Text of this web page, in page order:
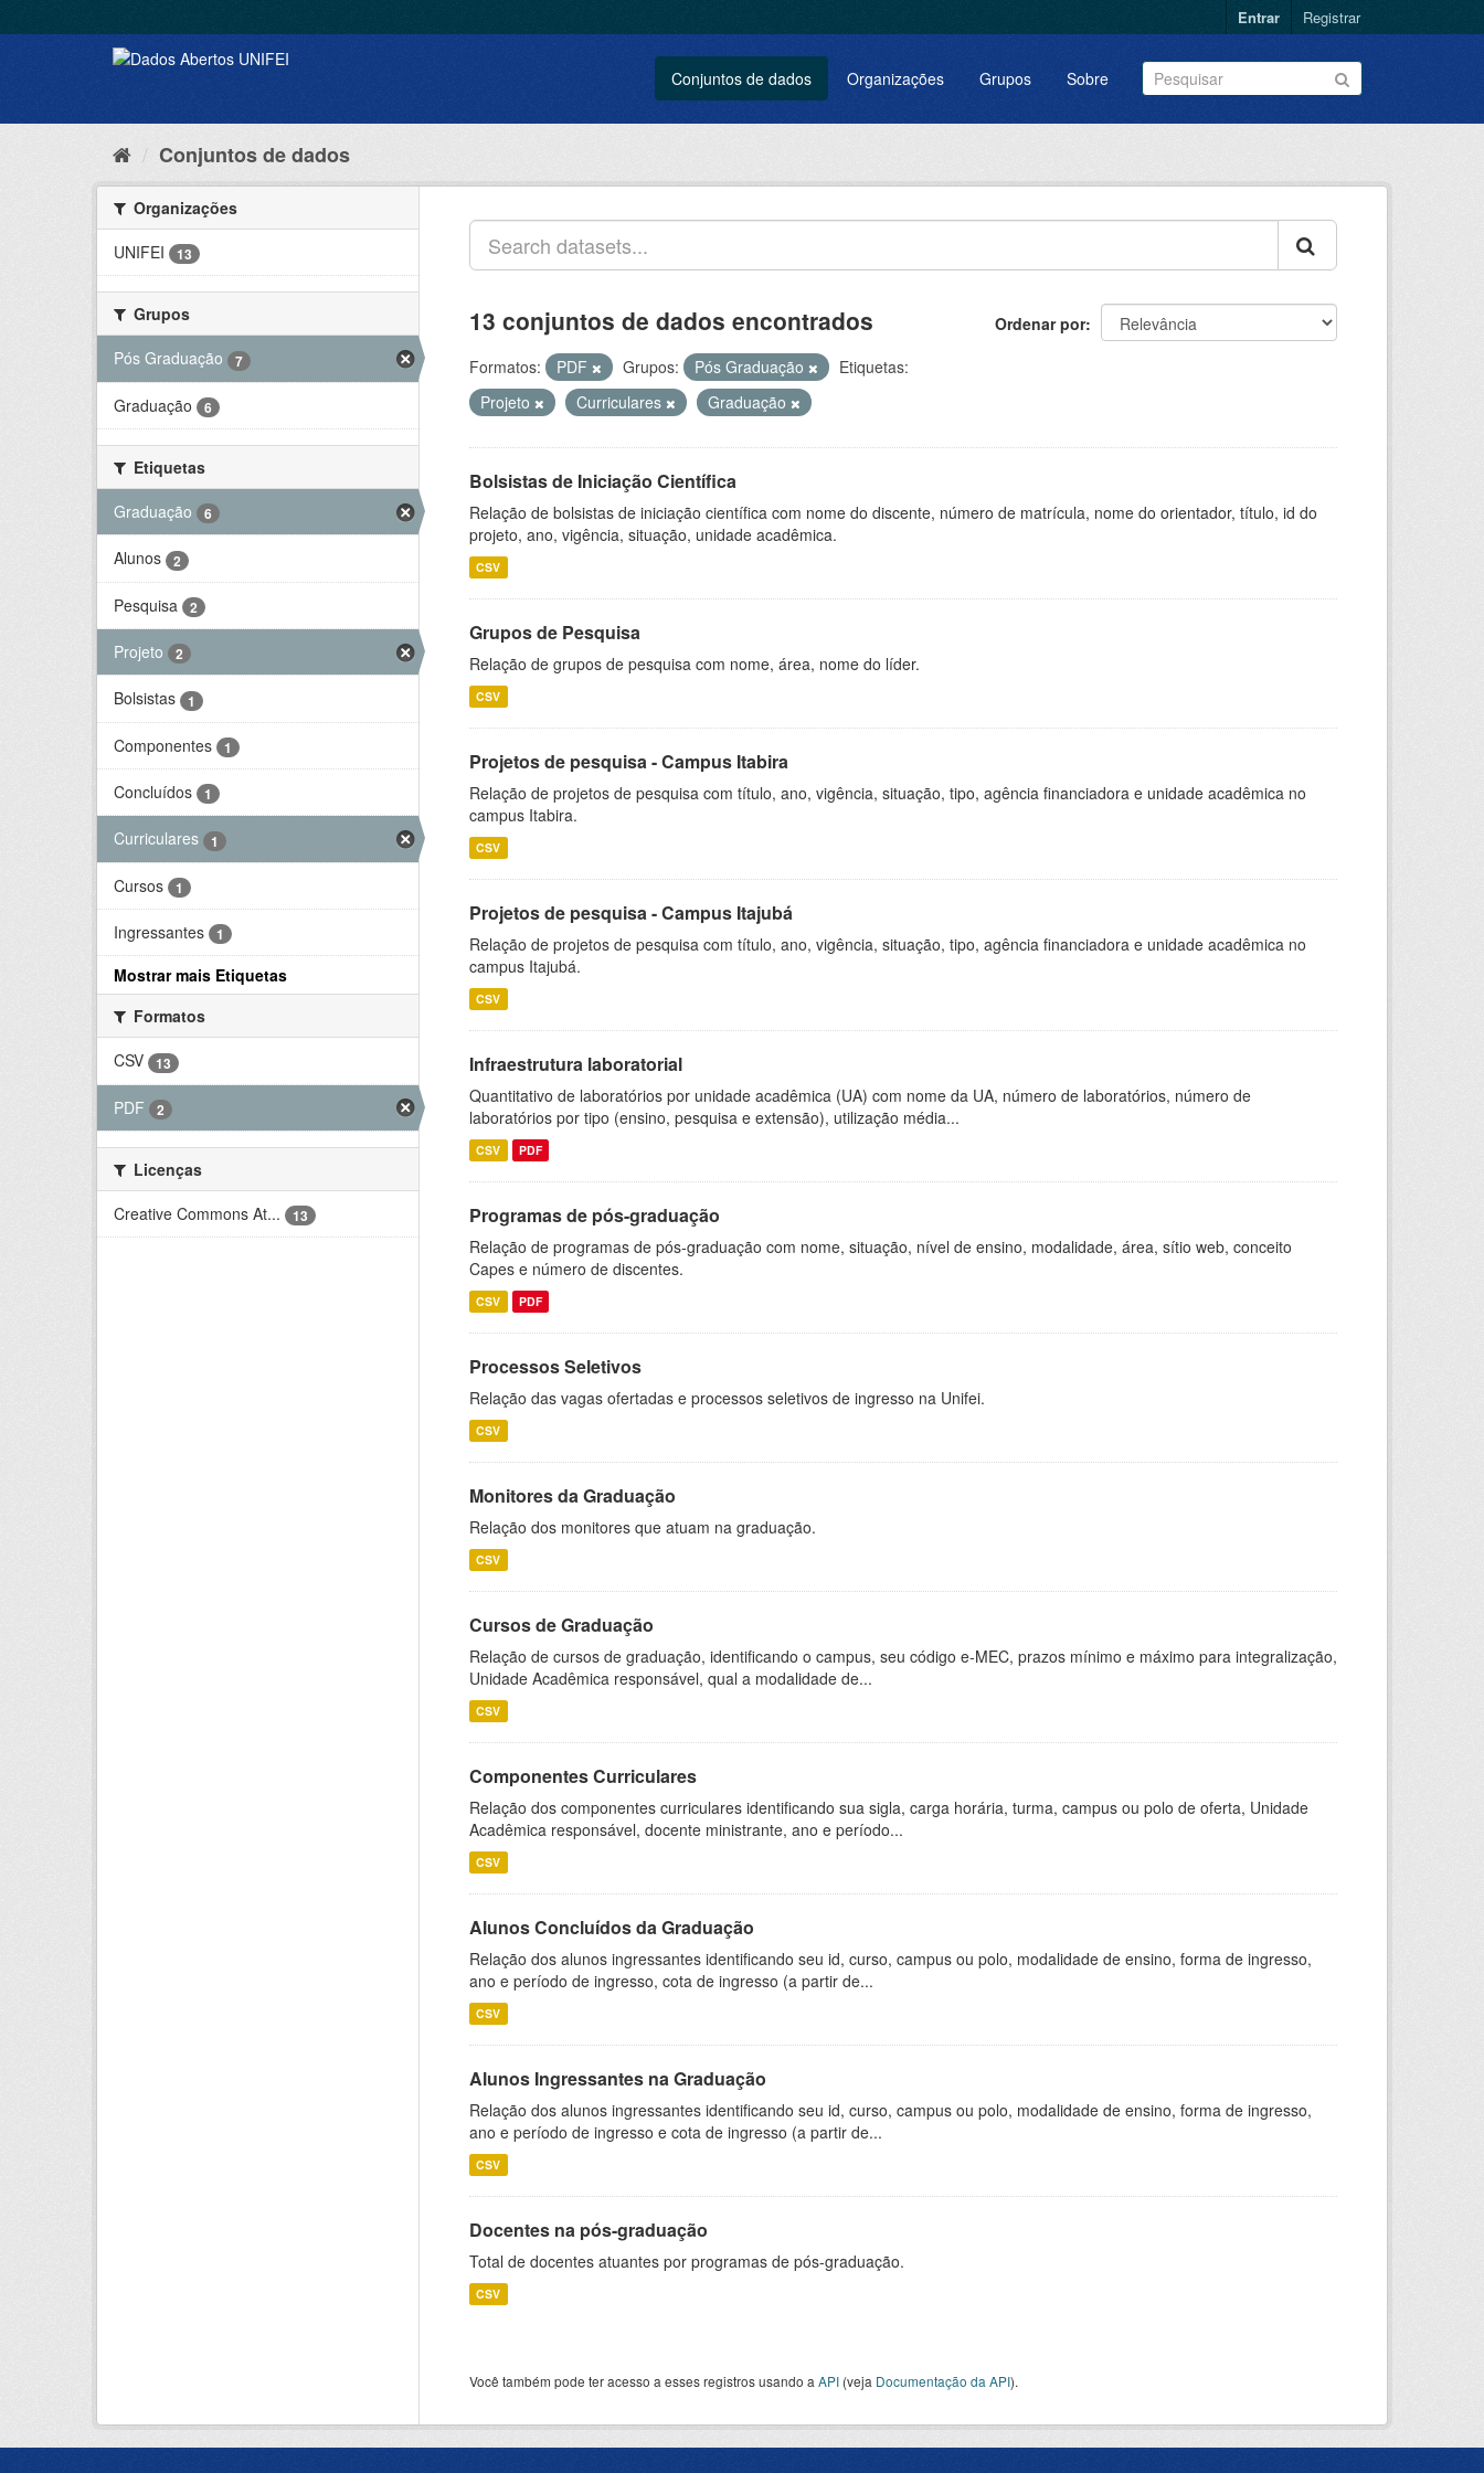
Entrar Registrar
Conjuntos de dados Organizações Grupos Sobre
Conjuntos de dados
Organizações
UNIFEI
13
Grupos
Pós Graduação
7
Graduação 6
Etiquetas
Graduação
6
Alunos 2
Pesquisa 2
Projeto 2
Bolsistas 1
Componentes 1
Concluídos 1
Curriculares 1
Cursos 1
Ingressantes 1
Mostrar mais Etiquetas
Formatos
CSV
13
PDF 2
Licenças
Creative Commons At...
13
Ordenar por
13 conjuntos de dados encontrados
Formatos: PDF Grupos: Pós Graduação
Etiquetas:
Projeto
Curriculares Graduação
Bolsistas de Iniciação Científica
Relação de bolsistas de iniciação científica com nome do discente, número de matrícula, nome do orientador, título, id do
projeto, ano, vigência, situação, unidade acadêmica.
CSV
Grupos de Pesquisa
Relação de grupos de pesquisa com nome, área, nome do líder.
CSV
Projetos de pesquisa - Campus Itabira
Relação de projetos de pesquisa com título, ano, vigência, situação, tipo, agência financiadora e unidade acadêmica no
campus Itabira.
CSV
Projetos de pesquisa - Campus Itajubá
Relação de projetos de pesquisa com título, ano, vigência, situação, tipo, agência financiadora e unidade acadêmica no
campus Itajubá.
CSV
Infraestrutura laboratorial
Quantitativo de laboratórios por unidade acadêmica (UA) com nome da UA, número de laboratórios, número de
laboratórios por tipo (ensino, pesquisa e extensão), utilização média...
CSV PDF
Programas de pós-graduação
Relação de programas de pós-graduação com nome, situação, nível de ensino, modalidade, área, sítio web, conceito
Capes e número de discentes.
CSV PDF
Processos Seletivos
Relação das vagas ofertadas e processos seletivos de ingresso na Unifei.
CSV
Monitores da Graduação
Relação dos monitores que atuam na graduação.
CSV
Cursos de Graduação
Relação de cursos de graduação, identificando o campus, seu código e-MEC, prazos mínimo e máximo para integralização,
Unidade Acadêmica responsável, qual a modalidade de...
CSV
Componentes Curriculares
Relação dos componentes curriculares identificando sua sigla, carga horária, turma, campus ou polo de oferta, Unidade
Acadêmica responsável, docente ministrante, ano e período...
CSV
Alunos Concluídos da Graduação
Relação dos alunos ingressantes identificando seu id, curso, campus ou polo, modalidade de ensino, forma de ingresso,
ano e período de ingresso, cota de ingresso (a partir de...
CSV
Alunos Ingressantes na Graduação
Relação dos alunos ingressantes identificando seu id, curso, campus ou polo, modalidade de ensino, forma de ingresso,
ano e período de ingresso e cota de ingresso (a partir de...
CSV
Docentes na pós-graduação
Total de docentes atuantes por programas de pós-graduação.
CSV
Você também pode ter acesso a esses registros usando a API (veja Documentação da API).